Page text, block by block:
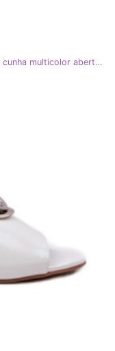
Jezzi Sapatos femininos com um padrão de cunha multicolor aberto branco